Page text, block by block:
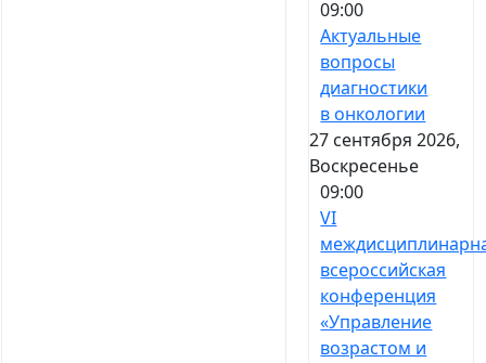
09:00
Актуальные
вопросы
диагностики
в онкологии
27 сентября 2026,
Воскресенье
09:00
VI
всероссийская
конференция
«Управление
возрастом и